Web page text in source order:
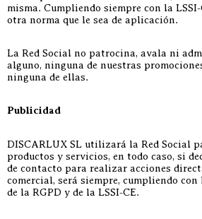
misma. Cumpliendo siempre con la
otra norma que le sea de aplicación.
La Red Social no patrocina, avala ni
alguno, ninguna de nuestras
ninguna de ellas.
Publicidad
DISCARLUX SL utilizará la Red Social
productos y servicios, en todo caso, si
de contacto para realizar acciones
comercial, será siempre, cumpliendo
de la RGPD y de la LSSI-CE.